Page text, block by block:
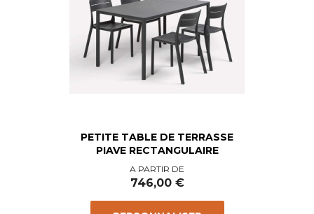
PETITE TABLE DE TERRASSE
PIAVE RECTANGULAIRE
Prix
A PARTIR DE
746,00 €